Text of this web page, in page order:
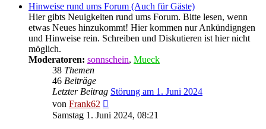
Hinweise rund ums Forum (Auch für Gäste)
Hier gibts Neuigkeiten rund ums Forum. Bitte lesen, wenn
etwas Neues hinzukommt! Hier kommen nur Ankündigngen
und Hinweise rein. Schreiben und Diskutieren ist hier nicht
möglich.
Moderatoren: sonnschein, Mueck
38 Themen
46 Beiträge
Letzter Beitrag Störung am 1. Juni 2024
von Frank62
Beitrag
Samstag 1. Juni 2024, 08:21